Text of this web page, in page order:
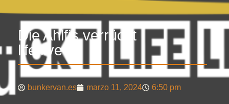
Die Ahlfis verrückt
life live
bunkervan.es marzo 11, 2024 6:50 pm